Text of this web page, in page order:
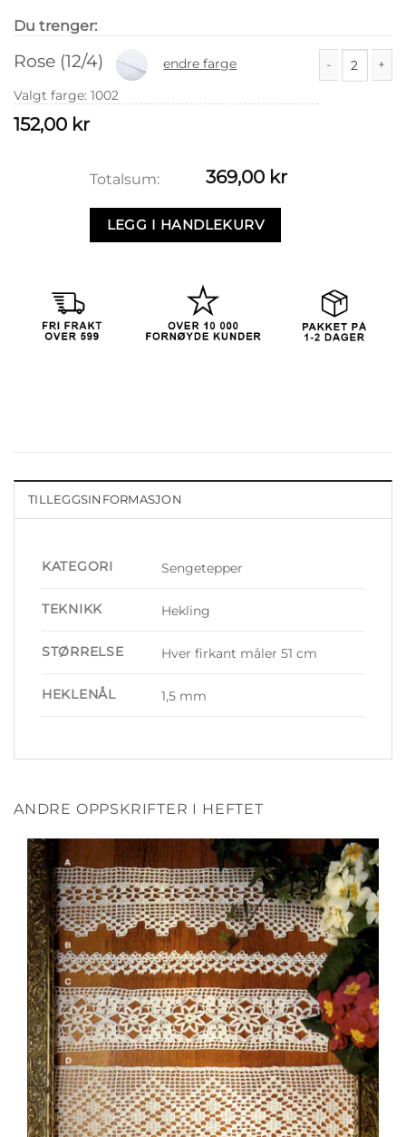
Du trenger:
Rose (12/4)
endre farge
Valgt farge: 1002
152,00 kr
Totalsum: 369,00 kr
LEGG I HANDLEKURV
4 firkanter
TILLEGGSINFORMASJON
KATEGORI Sengetepper
TEKNIKK Hekling
STØRRELSE Hver firkant måler 51 cm
HEKLENÅL 1,5 mm
ANDRE OPPSKRIFTER I HEFTET